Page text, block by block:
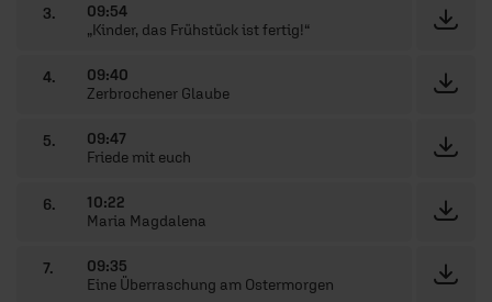
3.
09:54
„Kinder, das Frühstück ist fertig!“
4.
09:40
Zerbrochener Glaube
5.
09:47
Friede mit euch
6.
10:22
Maria Magdalena
7.
09:35
Eine Überraschung am Ostermorgen